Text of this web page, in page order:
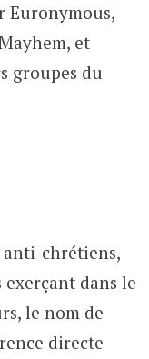
Euronymous,
et
groupes du
anti-chrétiens,
dans le
le nom de
directe